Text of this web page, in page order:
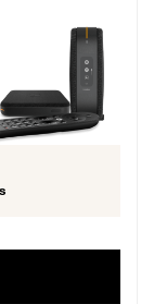
Engagement 12 mois